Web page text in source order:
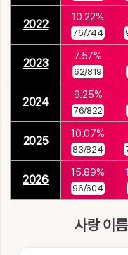
2022
10.22%
76/744
2023
7.57%
62/819
2024
9.25%
76/822
2025
10.07%
83/824
2026
15.89%
96/604
사랑 이